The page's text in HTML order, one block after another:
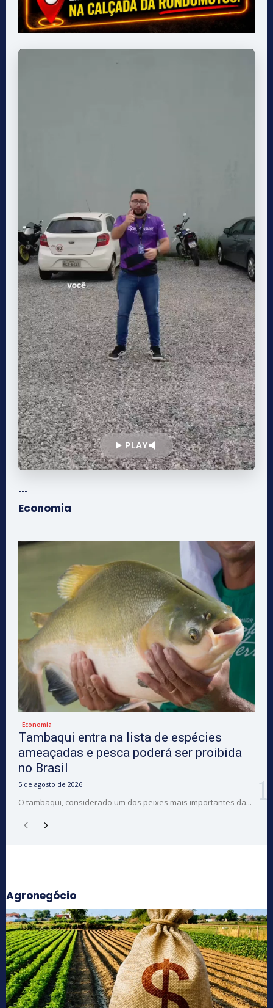
PLAY
...
Economia
Economia
Tambaqui entra na lista de espécies
ameaçadas e pesca poderá ser proibida
no Brasil
5 de agosto de 2026
O tambaqui, considerado um dos peixes mais importantes da...
Agronegócio